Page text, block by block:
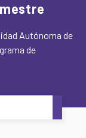
Autónoma de
de